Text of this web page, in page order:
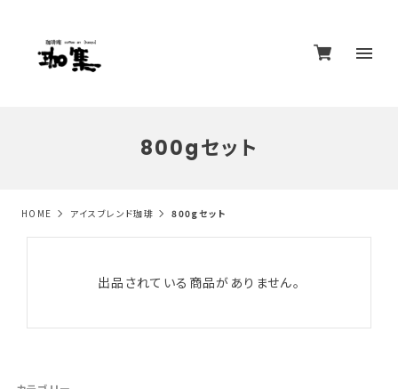
800gセット
HOME アイスブレンド珈琲 800gセット
出品されている商品がありません。